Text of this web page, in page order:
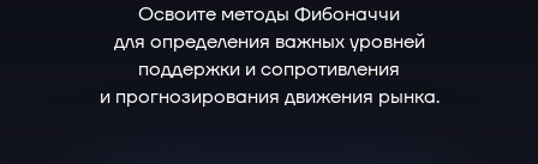
Освоите методы Фибоначчи
для определения важных уровней
поддержки и сопротивления
и прогнозирования движения рынка.